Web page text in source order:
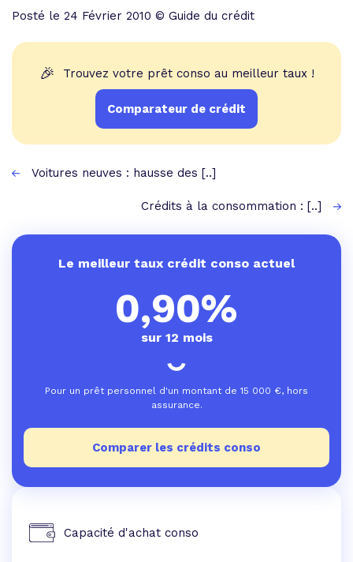
Posté le 24 Février 2010 © Guide du crédit
🎉 Trouvez votre prêt conso au meilleur taux !
Comparateur de crédit
Voitures neuves : hausse des [..]
Crédits à la consommation : [..]
Le meilleur taux crédit conso actuel
0,90%
sur 12 mois
Pour un prêt personnel d'un montant de 15 000 €, hors
assurance.
Comparer les crédits conso
Capacité d'achat conso